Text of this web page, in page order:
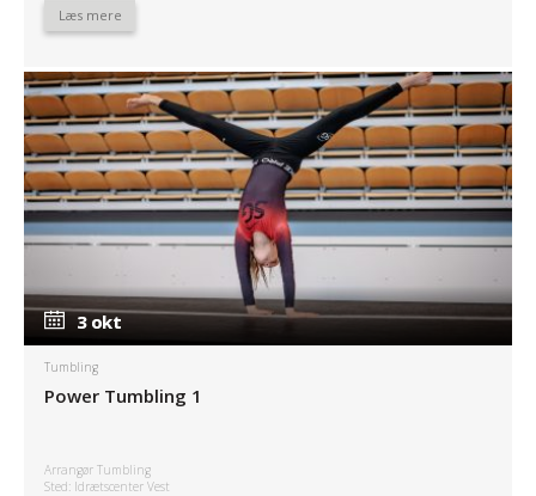
Læs mere
3 okt
3 okt
Tumbling
Power Tumbling 1
Arrangør Tumbling
Sted: Idrætscenter Vest